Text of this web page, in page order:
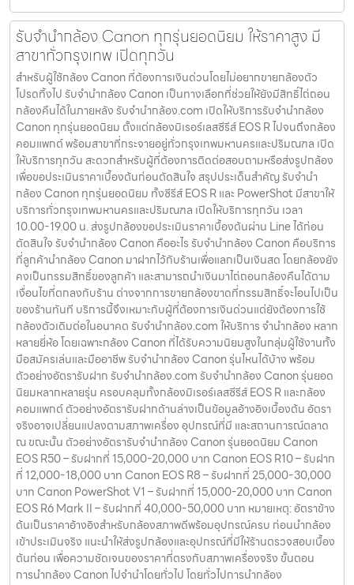
รับจำนำกล้อง Canon ทุกรุ่นยอดนิยม ให้ราคาสูง มี
สาขาทั่วกรุงเทพ เปิดทุกวัน
สำหรับผู้ใช้กล้อง Canon ที่ต้องการเงินด่วนโดยไม่อยากขายกล้องตัว
โปรดทิ้งไป รับจำนำกล้อง Canon เป็นทางเลือกที่ช่วยให้ยังมีสิทธิ์ไถ่ถอน
กล้องคืนได้ในภายหลัง รับจำนำกล้อง.com เปิดให้บริการรับจำนำกล้อง
Canon ทุกรุ่นยอดนิยม ตั้งแต่กล้องมิเรอร์เลสซีรีส์ EOS R ไปจนถึงกล้อง
คอมแพกต์ พร้อมสาขาที่กระจายอยู่ทั่วกรุงเทพมหานครและปริมณฑล เปิด
ให้บริการทุกวัน สะดวกสำหรับผู้ที่ต้องการติดต่อสอบถามหรือส่งรูปกล้อง
เพื่อขอประเมินราคาเบื้องต้นก่อนตัดสินใจ สรุปประเด็นสำคัญ รับจำนำ
กล้อง Canon ทุกรุ่นยอดนิยม ทั้งซีรีส์ EOS R และ PowerShot มีสาขาให้
บริการทั่วกรุงเทพมหานครและปริมณฑล เปิดให้บริการทุกวัน เวลา
10.00-19.00 น. ส่งรูปกล้องขอประเมินราคาเบื้องต้นผ่าน Line ได้ก่อน
ตัดสินใจ รับจำนำกล้อง Canon คืออะไร รับจำนำกล้อง Canon คือบริการ
ที่ลูกค้านำกล้อง Canon มาฝากไว้กับร้านเพื่อแลกเป็นเงินสด โดยกล้องยัง
คงเป็นกรรมสิทธิ์ของลูกค้า และสามารถนำเงินมาไถ่ถอนกล้องคืนได้ตาม
เงื่อนไขที่ตกลงกับร้าน ต่างจากการขายกล้องขาดที่กรรมสิทธิ์จะโอนไปเป็น
ของร้านทันที บริการนี้จึงเหมาะกับผู้ที่ต้องการเงินด่วนแต่ยังต้องการใช้
กล้องตัวเดิมต่อในอนาคต รับจำนำกล้อง.com ให้บริการ จำนำกล้อง หลาก
หลายยี่ห้อ โดยเฉพาะกล้อง Canon ที่ได้รับความนิยมสูงในกลุ่มผู้ใช้งานทั้ง
มือสมัครเล่นและมืออาชีพ รับจำนำกล้อง Canon รุ่นไหนได้บ้าง พร้อม
ตัวอย่างอัตรารับฝาก รับจำนำกล้อง.com รับจำนำกล้อง Canon รุ่นยอด
นิยมหลากหลายรุ่น ครอบคลุมทั้งกล้องมิเรอร์เลสซีรีส์ EOS R และกล้อง
คอมแพกต์ ตัวอย่างอัตรารับฝากด้านล่างเป็นข้อมูลอ้างอิงเบื้องต้น อัตรา
จริงอาจเปลี่ยนแปลงตามสภาพเครื่อง อุปกรณ์ที่มี และสถานการณ์ตลาด
ณ ขณะนั้น ตัวอย่างอัตรารับจำนำกล้อง Canon รุ่นยอดนิยม Canon
EOS R50 – รับฝากที่ 15,000-20,000 บาท Canon EOS R10 – รับฝาก
ที่ 12,000-18,000 บาท Canon EOS R8 – รับฝากที่ 25,000-30,000
บาท Canon PowerShot V1 – รับฝากที่ 15,000-20,000 บาท Canon
EOS R6 Mark II – รับฝากที่ 40,000-50,000 บาท หมายเหตุ: อัตราข้าง
ต้นเป็นราคาอ้างอิงสำหรับกล้องสภาพดีพร้อมอุปกรณ์ครบ ก่อนนำกล้อง
เข้าประเมินจริง แนะนำให้ส่งรูปกล้องและอุปกรณ์ที่มีให้ร้านตรวจสอบเบื้อง
ต้นก่อน เพื่อความชัดเจนของราคาที่ตรงกับสภาพเครื่องจริง ขั้นตอน
การนำกล้อง Canon ไปจำนำโดยทั่วไป โดยทั่วไปการนำกล้อง